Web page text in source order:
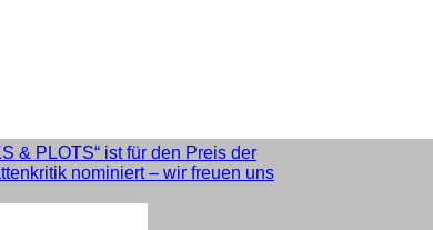
& PLOTS“ ist für den Preis der
nominiert – wir freuen uns